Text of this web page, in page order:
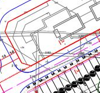
nhân sự